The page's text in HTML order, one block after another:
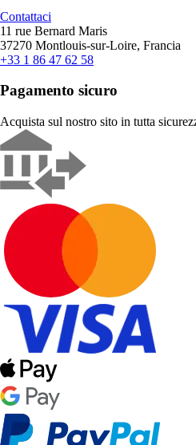
Contattaci
11 rue Bernard Maris
37270 Montlouis-sur-Loire, Francia
+33 1 86 47 62 58
Pagamento sicuro
Acquista sul nostro sito in tutta